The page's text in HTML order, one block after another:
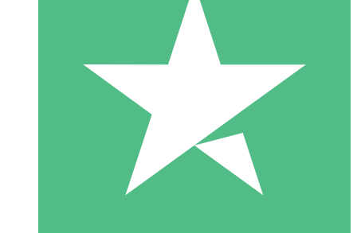
10 Download
20